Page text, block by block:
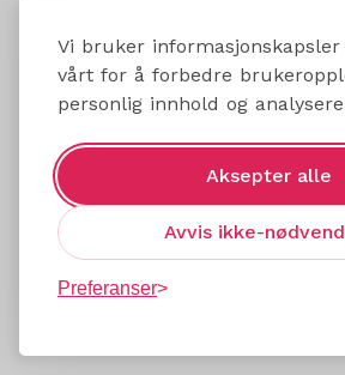
Vi bruker
vårt for å forbedre
personlig innhold og
Aksepter alle
Avvis ikke-
Preferanser